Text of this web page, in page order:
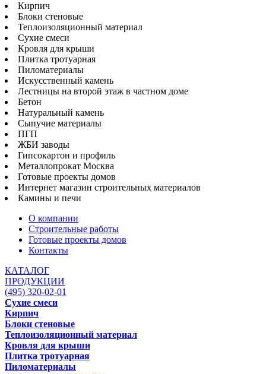
Кирпич
Блоки стеновые
Теплоизоляционный материал
Сухие смеси
Кровля для крыши
Плитка тротуарная
Пиломатериалы
Искусственный камень
Лестницы на второй этаж в частном доме
Бетон
Натуральный камень
Сыпучие материалы
ПГП
ЖБИ заводы
Гипсокартон и профиль
Металлопрокат Москва
Готовые проекты домов
Интернет магазин строительных материалов
Камины и печи
О компании
Строительные работы
Готовые проекты домов
Контакты
КАТАЛОГ
ПРОДУКЦИИ
(495) 320-02-01
Сухие смеси
Кирпич
Блоки стеновые
Теплоизоляционный материал
Кровля для крыши
Плитка тротуарная
Пиломатериалы